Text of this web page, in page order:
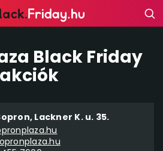
Black Friday
akciók
Lackner K. u. 35.